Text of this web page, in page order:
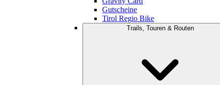
Gutscheine
Tirol Regio Bike
Trails, Touren & Routen